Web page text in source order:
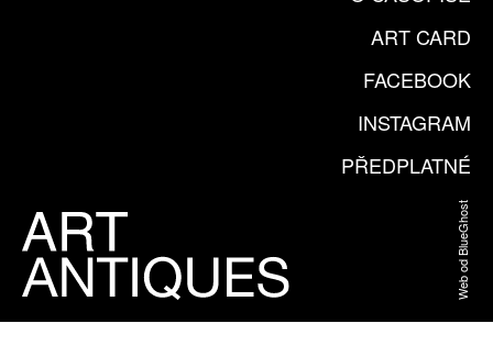
ART CARD
FACEBOOK
INSTAGRAM
PŘEDPLATNÉ
Web od BlueGhost